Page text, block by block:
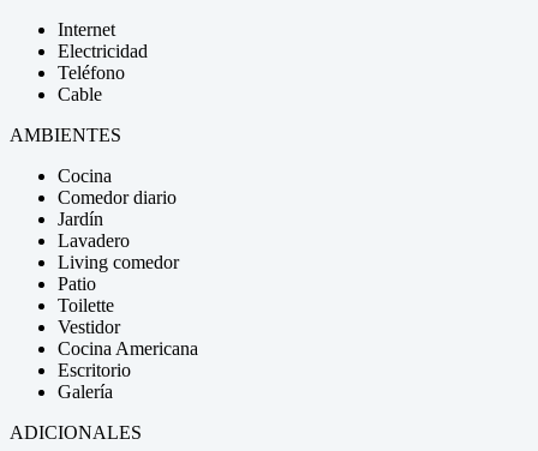
Internet
Electricidad
Teléfono
Cable
AMBIENTES
Cocina
Comedor diario
Jardín
Lavadero
Living comedor
Patio
Toilette
Vestidor
Cocina Americana
Escritorio
Galería
ADICIONALES